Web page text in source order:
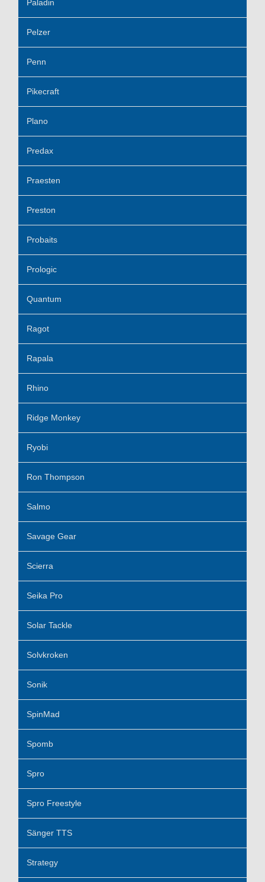
Paladin
Pelzer
Penn
Pikecraft
Plano
Predax
Praesten
Preston
Probaits
Prologic
Quantum
Ragot
Rapala
Rhino
Ridge Monkey
Ryobi
Ron Thompson
Salmo
Savage Gear
Scierra
Seika Pro
Solar Tackle
Solvkroken
Sonik
SpinMad
Spomb
Spro
Spro Freestyle
Sänger TTS
Strategy